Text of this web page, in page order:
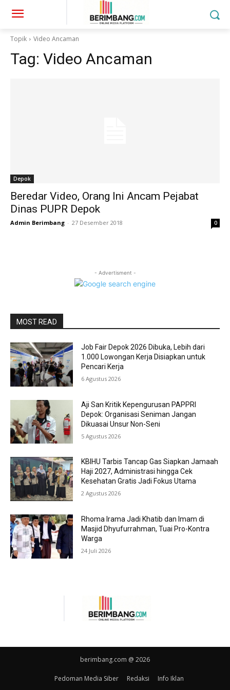
Topik Video Ancaman
Tag: Video Ancaman
Depok
Beredar Video, Orang Ini Ancam Pejabat
Dinas PUPR Depok
Admin Berimbang - 27 Desember 2018 0
- Advertisment -
MOST READ
Job Fair Depok 2026 Dibuka, Lebih dari
1.000 Lowongan Kerja Disiapkan untuk
Pencari Kerja
6 Agustus 2026
Aji San Kritik Kepengurusan PAPPRI
Depok: Organisasi Seniman Jangan
Dikuasai Unsur Non-Seni
5 Agustus 2026
KBIHU Tarbis Tancap Gas Siapkan Jamaah
Haji 2027, Administrasi hingga Cek
Kesehatan Gratis Jadi Fokus Utama
2 Agustus 2026
Rhoma Irama Jadi Khatib dan Imam di
Masjid Dhyufurrahman, Tuai Pro-Kontra
Warga
24 Juli 2026
berimbang.com @ 2026
Pedoman Media Siber Redaksi Info Iklan